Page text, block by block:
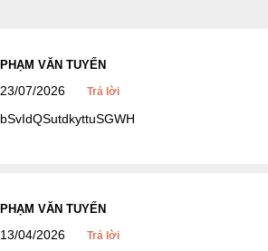
PHẠM VĂN TUYẾN
23/07/2026 Trả lời
bSvIdQSutdkyttuSGWH
PHẠM VĂN TUYẾN
13/04/2026 Trả lời